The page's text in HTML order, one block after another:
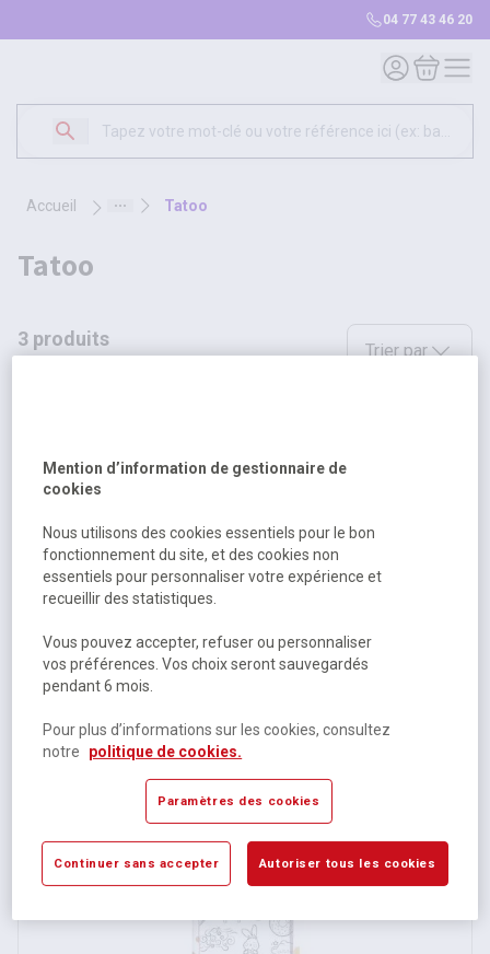
04 77 43 46 20
Mon compte
Mon
accueil tatoo
tatoo
3 produits
Trier par
Tatoos à colorier 1 feuille A5 Rock - Grimtout
4,23 €HT
Mention d’information de gestionnaire de
cookies
Nous utilisons des cookies essentiels pour le bon
fonctionnement du site, et des cookies non
essentiels pour personnaliser votre expérience et
recueillir des statistiques.
Vous pouvez accepter, refuser ou personnaliser
vos préférences. Vos choix seront sauvegardés
pendant 6 mois.
Pour plus d’informations sur les cookies, consultez
notre
politique de cookies.
Paramètres des cookies
Continuer sans accepter Autoriser tous les cookies